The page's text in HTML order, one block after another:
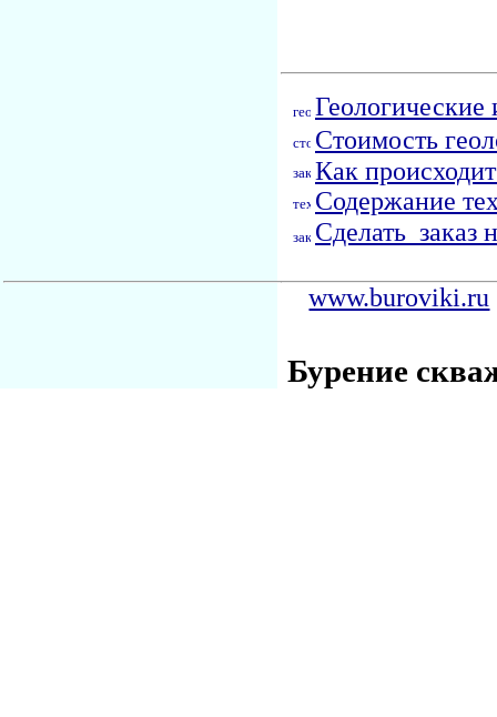
Стоимость
Как
Содержание
Сделать заказ
www.buroviki.ru
Бурение